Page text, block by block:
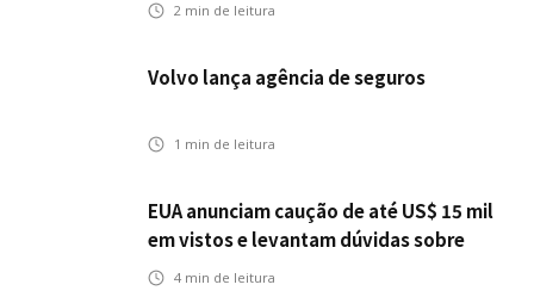
2 min de leitura
Volvo lança agência de seguros
1 min de leitura
EUA anunciam caução de até US$ 15 mil
em vistos e levantam dúvidas sobre
impactos no seguro viagem
4 min de leitura